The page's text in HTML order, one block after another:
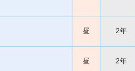
昼 2年
昼 2年